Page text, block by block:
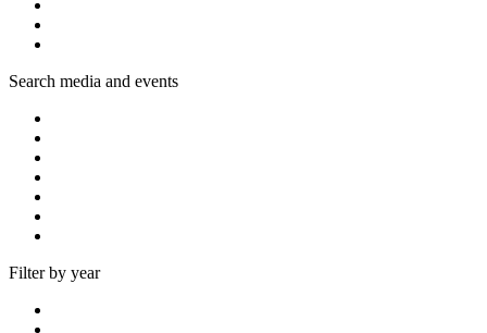
Search media and events
Filter by year